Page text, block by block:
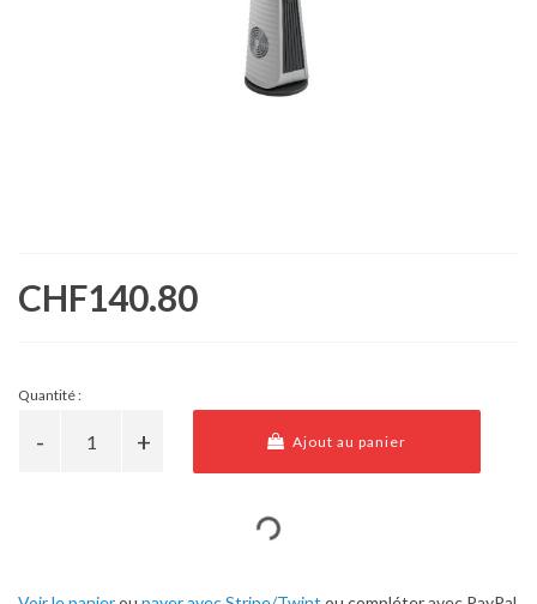
CHF140.80
Quantité :
Ajout au panier